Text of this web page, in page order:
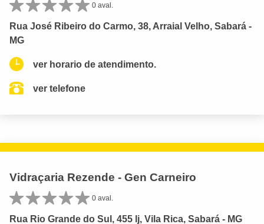
0 aval.
Rua José Ribeiro do Carmo, 38, Arraial Velho, Sabará -
MG
ver horario de atendimento.
ver telefone
Vidraçaria Rezende - Gen Carneiro
0 aval.
Rua Rio Grande do Sul, 455 lj, Vila Rica, Sabará - MG